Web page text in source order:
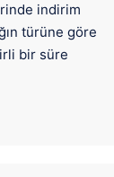
indirim
türüne göre
bir süre